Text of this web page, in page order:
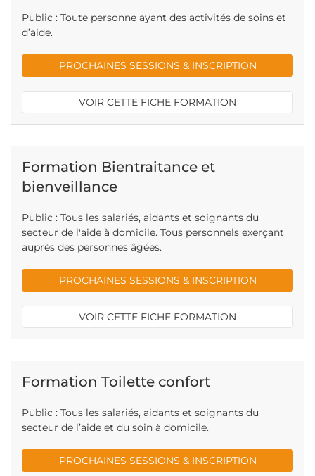
Public : Toute personne ayant des activités de soins et
d’aide.
PROCHAINES SESSIONS & INSCRIPTION
VOIR CETTE FICHE FORMATION
Formation Bientraitance et
bienveillance
Public : Tous les salariés, aidants et soignants du
secteur de l'aide à domicile. Tous personnels exerçant
auprès des personnes âgées.
PROCHAINES SESSIONS & INSCRIPTION
VOIR CETTE FICHE FORMATION
Formation Toilette confort
Public : Tous les salariés, aidants et soignants du
secteur de l’aide et du soin à domicile.
PROCHAINES SESSIONS & INSCRIPTION